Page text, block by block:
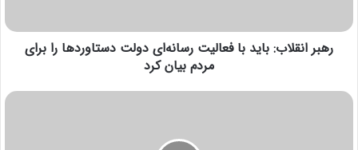
رهبر انقلاب: باید با فعالیت رسانه‌ای دولت دستاوردها را برای
مردم بیان کرد